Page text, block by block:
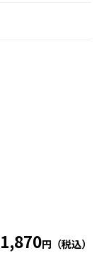
1,870円（税込）